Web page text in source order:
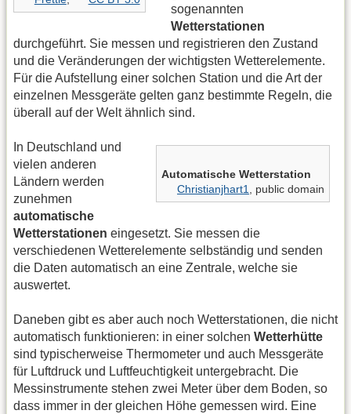
sogenannten
Wetterstationen
durchgeführt. Sie messen und registrieren den Zustand
und die Veränderungen der wichtigsten Wetterelemente.
Für die Aufstellung einer solchen Station und die Art der
einzelnen Messgeräte gelten ganz bestimmte Regeln, die
überall auf der Welt ähnlich sind.
Automatische Wetterstation
Christianjhart1
, public domain
In Deutschland und
vielen anderen
Ländern werden
zunehmen
automatische
Wetterstationen eingesetzt. Sie messen die
verschiedenen Wetterelemente selbständig und senden
die Daten automatisch an eine Zentrale, welche sie
auswertet.
Daneben gibt es aber auch noch Wetterstationen, die nicht
automatisch funktionieren: in einer solchen Wetterhütte
sind typischerweise Thermometer und auch Messgeräte
für Luftdruck und Luftfeuchtigkeit untergebracht. Die
Messinstrumente stehen zwei Meter über dem Boden, so
dass immer in der gleichen Höhe gemessen wird. Eine